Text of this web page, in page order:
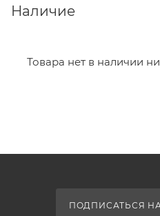
Наличие
Товара нет в наличии
ПОДПИСАТЬСЯ